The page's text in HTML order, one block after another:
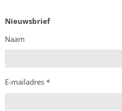
Nieuwsbrief
Naam
E-mailadres *